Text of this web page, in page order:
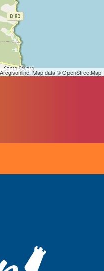
Map data © OpenStreetMap